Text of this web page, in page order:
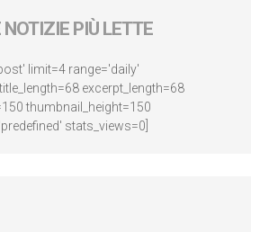
NOTIZIE PIÙ LETTE
limit=4 range='daily'
excerpt_length=68
thumbnail_height=150
stats_views=0]